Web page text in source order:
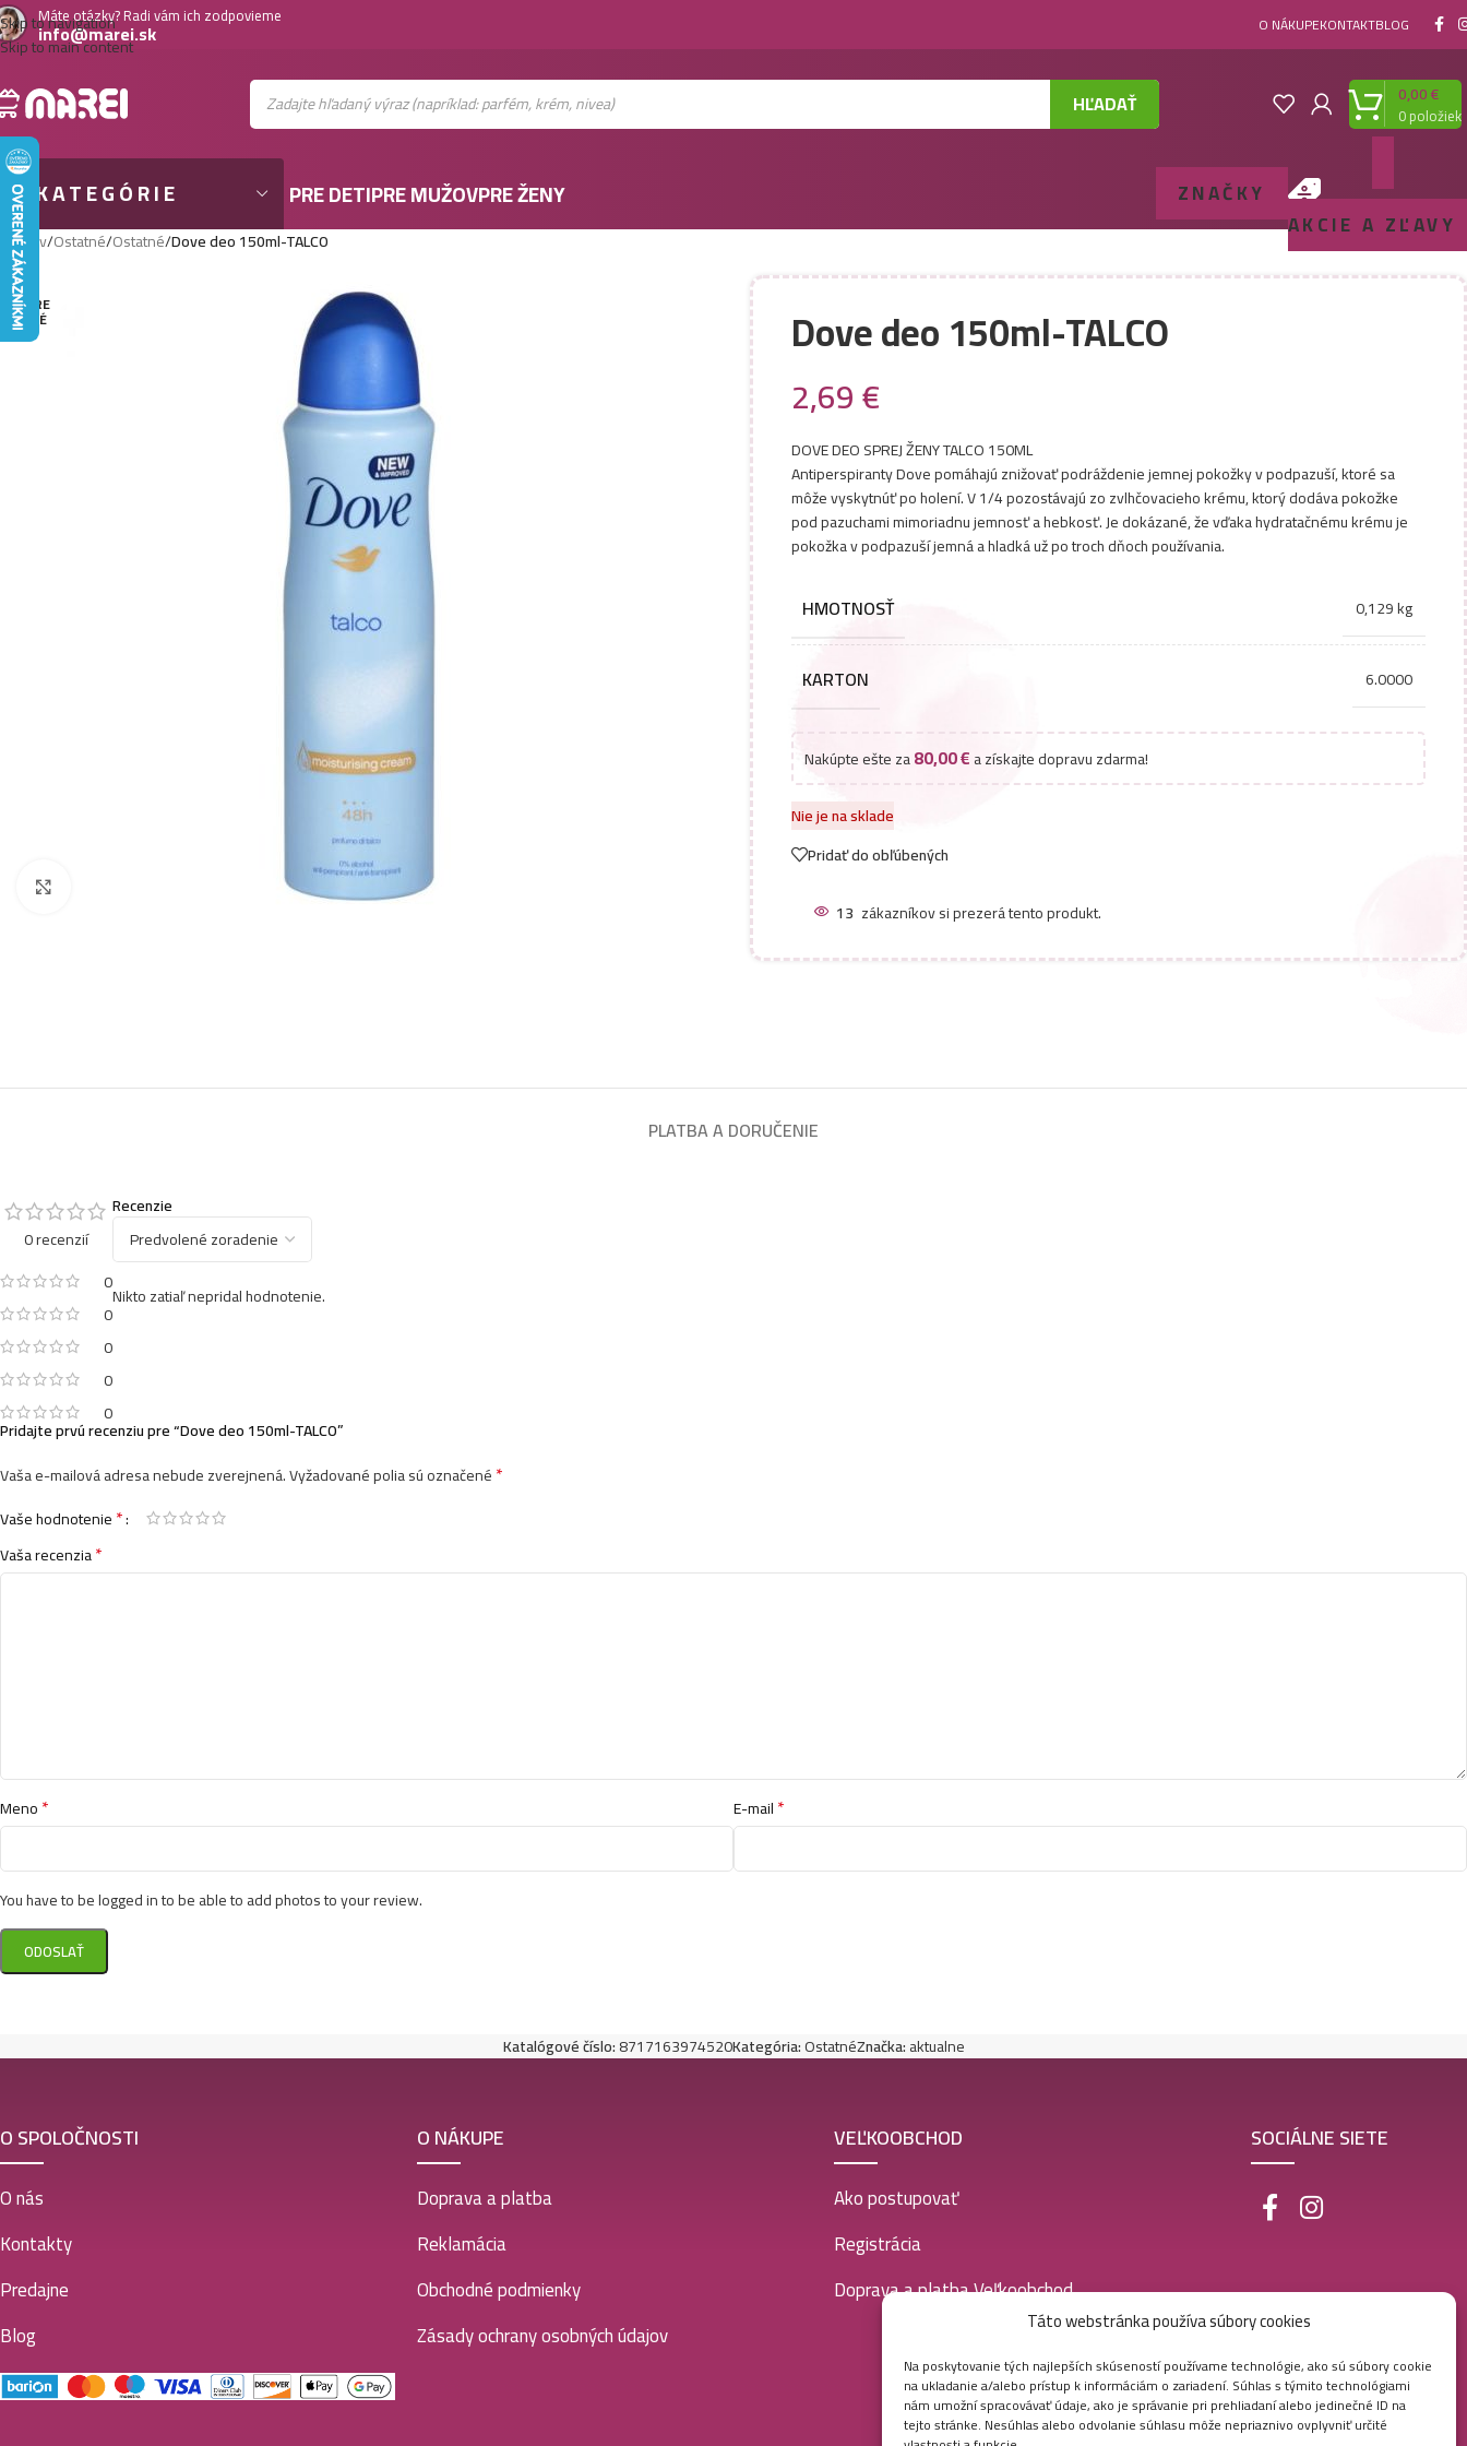
Táto webstránka používa súbory cookies
Na poskytovanie tých najlepších skúseností používame technológie, ako sú súbory cookie
na ukladanie a/alebo prístup k informáciám o zariadení. Súhlas s týmito technológiami
nám umožní spracovávať údaje, ako je správanie pri prehliadaní alebo jedinečné ID na
tejto stránke. Nesúhlas alebo odvolanie súhlasu môže nepriaznivo ovplyvniť určité
Skip to navigation
Skip to main content
Máte otázky? Radi vám ich zodpovieme
info@marei.sk O NÁKUPEKONTAKTBLOG
HĽADAŤ 0položiek
0,00€
KATEGÓRIE PRE DETIPRE MUŽOVPRE ŽENY
ZNAČKY
AKCIE A ZĽAVY
Domov/Ostatné/Ostatné/Dove deo 150ml-TALCO
VYPRE
DANÉ Dove deo 150ml-TALCO
2,69€
DOVE DEO SPREJ ŽENY TALCO 150ML
Antiperspiranty Dove pomáhajú znižovať podráždenie jemnej pokožky v podpazuší, ktoré sa
môže vyskytnúť po holení. V 1/4 pozostávajú zo zvlhčovacieho krému, ktorý dodáva pokožke
pod pazuchami mimoriadnu jemnosť a hebkosť. Je dokázané, že vďaka hydratačnému krému je
pokožka v podpazuší jemná a hladká už po troch dňoch používania.
HMOTNOSŤ 0,129 kg
KARTON 6.0000
Nakúpte ešte za80,00€a získajte dopravu zdarma!
Nie je na sklade
Pridať do obľúbených
13 zákazníkov si prezerá tento produkt.
PLATBA A DORUČENIE
0 recenzií
0
0
0
0
0
Recenzie
Nikto zatiaľ nepridal hodnotenie.
Pridajte prvú recenziu pre “Dove deo 150ml-TALCO”
Vaša e-mailová adresa nebude zverejnená.Vyžadované polia sú označené*
Vaše hodnotenie*
Vaša recenzia*
Meno* E-mail*
You have to be logged in to be able to add photos to your review.
Katalógové číslo:8717163974520Kategória:OstatnéZnačka:aktualne
O SPOLOČNOSTI
O nás
Kontakty
Predajne
Blog
O NÁKUPE
Doprava a platba
Reklamácia
Obchodné podmienky
Zásady ochrany osobných údajov
VEĽKOOBCHOD
Ako postupovať
Registrácia
Doprava a platba Veľkoobchod
SOCIÁLNE SIETE